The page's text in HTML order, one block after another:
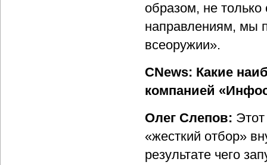
образом, не
направлениям, мы
всеоружии».
CNews: Какие
компанией
Олег Слепов:
«жесткий отбор»
результате чего